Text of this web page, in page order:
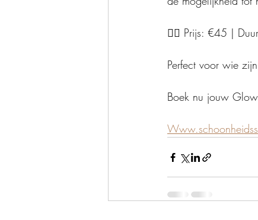
💆‍♀️ Prijs: €45 |
Perfect voor wie
Boek nu jouw